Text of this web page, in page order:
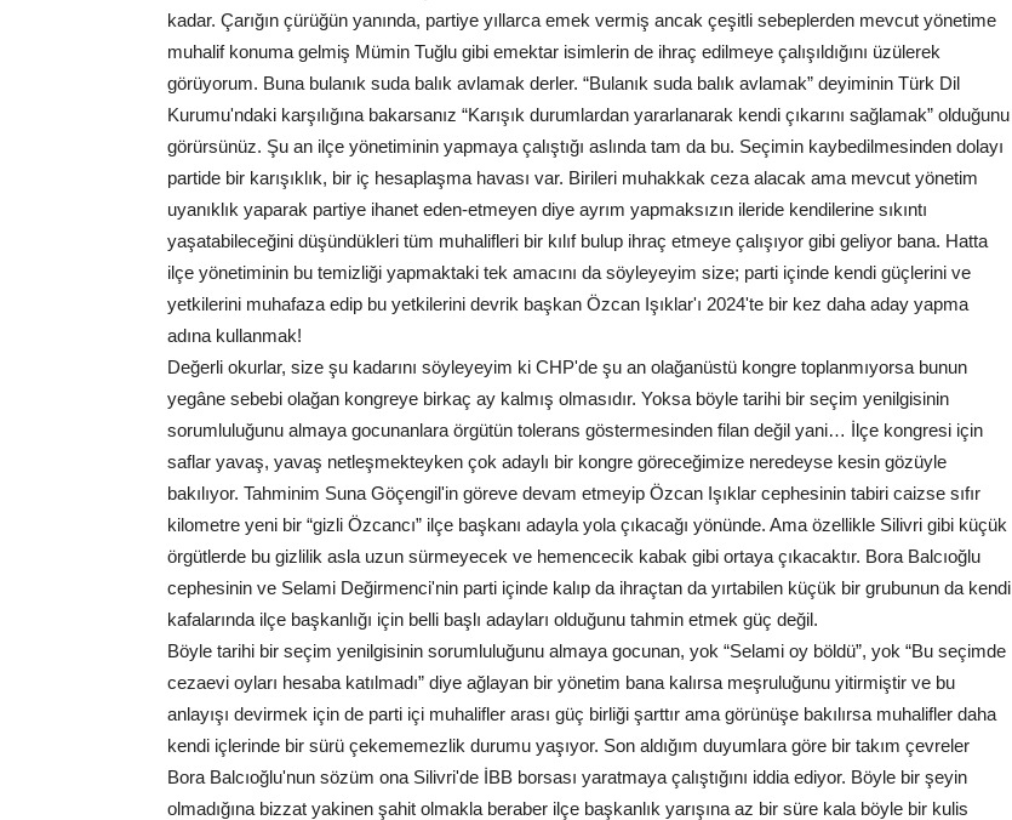
kadar. Çarığın çürüğün yanında, partiye yıllarca emek vermiş ancak çeşitli sebeplerden mevcut yönetime
muhalif konuma gelmiş Mümin Tuğlu gibi emektar isimlerin de ihraç edilmeye çalışıldığını üzülerek
görüyorum. Buna bulanık suda balık avlamak derler. “Bulanık suda balık avlamak” deyiminin Türk Dil
Kurumu'ndaki karşılığına bakarsanız “Karışık durumlardan yararlanarak kendi çıkarını sağlamak” olduğunu
görürsünüz. Şu an ilçe yönetiminin yapmaya çalıştığı aslında tam da bu. Seçimin kaybedilmesinden dolayı
partide bir karışıklık, bir iç hesaplaşma havası var. Birileri muhakkak ceza alacak ama mevcut yönetim
uyanıklık yaparak partiye ihanet eden-etmeyen diye ayrım yapmaksızın ileride kendilerine sıkıntı
yaşatabileceğini düşündükleri tüm muhalifleri bir kılıf bulup ihraç etmeye çalışıyor gibi geliyor bana. Hatta
ilçe yönetiminin bu temizliği yapmaktaki tek amacını da söyleyeyim size; parti içinde kendi güçlerini ve
yetkilerini muhafaza edip bu yetkilerini devrik başkan Özcan Işıklar'ı 2024'te bir kez daha aday yapma
adına kullanmak!
Değerli okurlar, size şu kadarını söyleyeyim ki CHP'de şu an olağanüstü kongre toplanmıyorsa bunun
yegâne sebebi olağan kongreye birkaç ay kalmış olmasıdır. Yoksa böyle tarihi bir seçim yenilgisinin
sorumluluğunu almaya gocunanlara örgütün tolerans göstermesinden filan değil yani… İlçe kongresi için
saflar yavaş, yavaş netleşmekteyken çok adaylı bir kongre göreceğimize neredeyse kesin gözüyle
bakılıyor. Tahminim Suna Göçengil'in göreve devam etmeyip Özcan Işıklar cephesinin tabiri caizse sıfır
kilometre yeni bir “gizli Özcancı” ilçe başkanı adayla yola çıkacağı yönünde. Ama özellikle Silivri gibi küçük
örgütlerde bu gizlilik asla uzun sürmeyecek ve hemencecik kabak gibi ortaya çıkacaktır. Bora Balcıoğlu
cephesinin ve Selami Değirmenci'nin parti içinde kalıp da ihraçtan da yırtabilen küçük bir grubunun da kendi
kafalarında ilçe başkanlığı için belli başlı adayları olduğunu tahmin etmek güç değil.
Böyle tarihi bir seçim yenilgisinin sorumluluğunu almaya gocunan, yok “Selami oy böldü”, yok “Bu seçimde
cezaevi oyları hesaba katılmadı” diye ağlayan bir yönetim bana kalırsa meşruluğunu yitirmiştir ve bu
anlayışı devirmek için de parti içi muhalifler arası güç birliği şarttır ama görünüşe bakılırsa muhalifler daha
kendi içlerinde bir sürü çekememezlik durumu yaşıyor. Son aldığım duyumlara göre bir takım çevreler
Bora Balcıoğlu'nun sözüm ona Silivri'de İBB borsası yaratmaya çalıştığını iddia ediyor. Böyle bir şeyin
olmadığına bizzat yakinen şahit olmakla beraber ilçe başkanlık yarışına az bir süre kala böyle bir kulis